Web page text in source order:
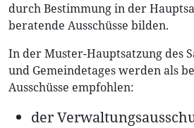
durch Bestimmung in der
beratende Ausschüsse bilden.
In der Muster-Hauptsatzung des
und Gemeindetages werden als
Ausschüsse empfohlen:
der